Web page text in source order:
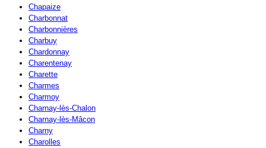
Chapaize
Charbonnat
Charbonnières
Charbuy
Chardonnay
Charentenay
Charette
Charmes
Charmoy
Charnay-lès-Chalon
Charnay-lès-Mâcon
Charny
Charolles